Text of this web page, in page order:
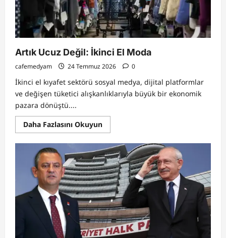
Artık Ucuz Değil: İkinci El Moda
cafemedyam 24 Temmuz 2026 0
İkinci el kıyafet sektörü sosyal medya, dijital platformlar
ve değişen tüketici alışkanlıklarıyla büyük bir ekonomik
pazara dönüştü....
Daha Fazlasını OkuyunRead
more
Artık
Ucuz
Değil:
İkinci
El
Moda